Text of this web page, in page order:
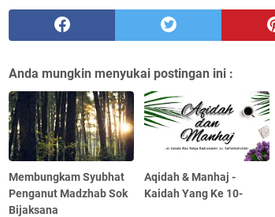
Anda mungkin menyukai postingan ini :
Membungkam Syubhat
Penganut Madzhab Sok
Bijaksana
Aqidah & Manhaj -
Kaidah Yang Ke 10-